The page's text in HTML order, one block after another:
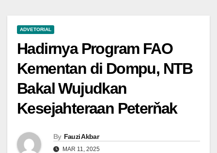
ADVETORIAL
Hadirnya Program FAO
Kementan di Dompu, NTB
Bakal Wujudkan
Kesejahteraan Peterňak
By Fauzi Akbar
MAR 11, 2025